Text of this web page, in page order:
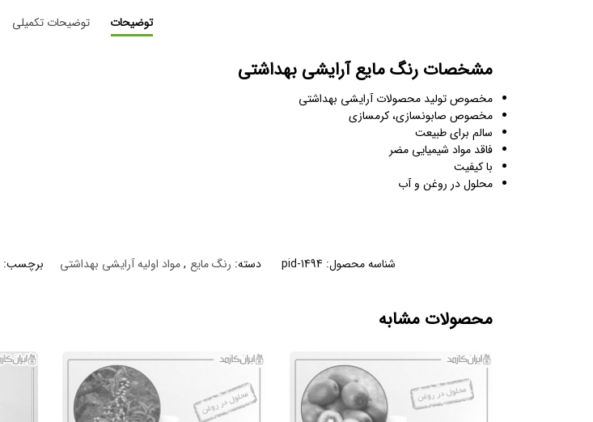
توضیحات توضیحات تکمیلی
مشخصات رنگ مایع آرایشی بهداشتی
مخصوص تولید محصولات آرایشی بهداشتی
مخصوص صابونسازی، کرمسازی
سالم برای طبیعت
فاقد مواد شیمیایی مضر
با کیفیت
محلول در روغن و آب
شناسه محصول: pid-1494 دسته: رنگ مایع ,مواد اولیه آرایشی بهداشتی برچسب:
محصولات مشابه